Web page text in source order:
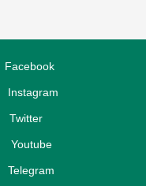
Facebook
Instagram
Twitter
Youtube
Telegram